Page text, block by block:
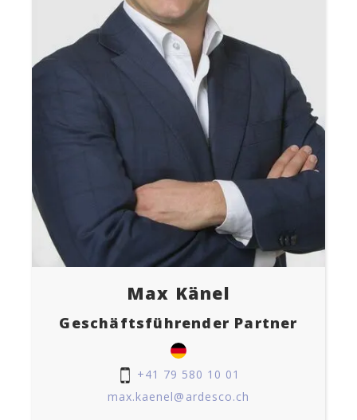
Max Känel
Geschäftsführender Partner
+41 79 580 10 01
max.kaenel@ardesco.ch